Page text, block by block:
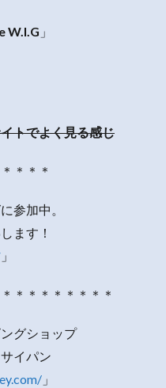
W.I.G 」
トでよく見る感じ
＊＊＊
参加中。
ます！
」
＊＊＊＊＊＊＊＊
グショップ
イパン
」